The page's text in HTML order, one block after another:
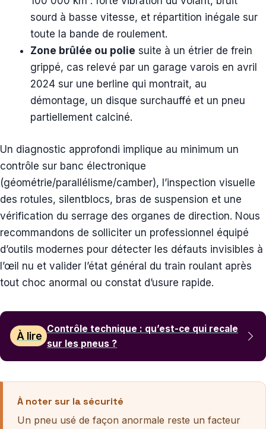
sourd à basse vitesse, et répartition inégale sur
toute la bande de roulement.
Zone brûlée ou polie suite à un étrier de frein
grippé, cas relevé par un garage varois en avril
2024 sur une berline qui montrait, au
démontage, un disque surchauffé et un pneu
partiellement calciné.
Un diagnostic approfondi implique au minimum un
contrôle sur banc électronique
(géométrie/parallélisme/camber), l’inspection visuelle
des rotules, silentblocs, bras de suspension et une
vérification du serrage des organes de direction. Nous
recommandons de solliciter un professionnel équipé
d’outils modernes pour détecter les défauts invisibles à
l’œil nu et valider l’état général du train roulant après
tout choc anormal ou constat d’usure rapide.
À lire
Contrôle technique : qu’est-ce qui recale
sur les pneus ?
À noter sur la sécurité
Un pneu usé de façon anormale reste un facteur